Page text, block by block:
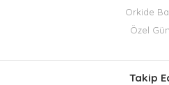
Orkide
Özel
Takip